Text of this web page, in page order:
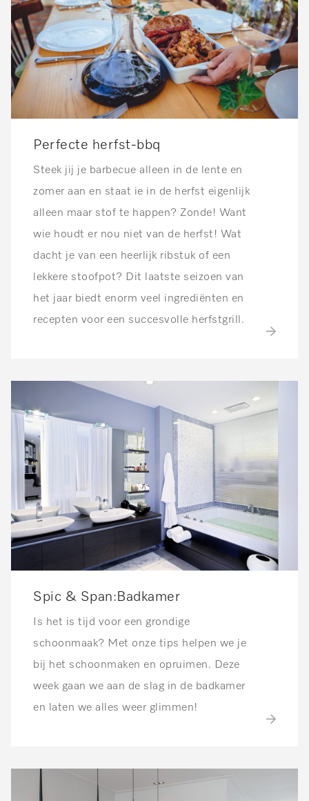
Perfecte herfst-bbq
Steek jij je barbecue alleen in de lente en
zomer aan en staat ie in de herfst eigenlijk
alleen maar stof te happen? Zonde! Want
wie houdt er nou niet van de herfst! Wat
dacht je van een heerlijk ribstuk of een
lekkere stoofpot? Dit laatste seizoen van
het jaar biedt enorm veel ingrediënten en
recepten voor een succesvolle herfstgrill.
Spic & Span:Badkamer
Is het is tijd voor een grondige
schoonmaak? Met onze tips helpen we je
bij het schoonmaken en opruimen. Deze
week gaan we aan de slag in de badkamer
en laten we alles weer glimmen!